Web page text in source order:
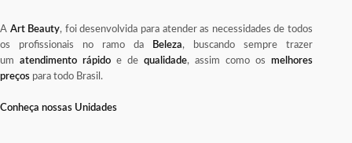
A Art Beauty, foi desenvolvida para atender as necessidades de todos
os profissionais no ramo da
Beleza, buscando sempre trazer
um atendimento rápido e de qualidade, assim como os melhores
preços para todo Brasil.
Conheça nossas Unidades